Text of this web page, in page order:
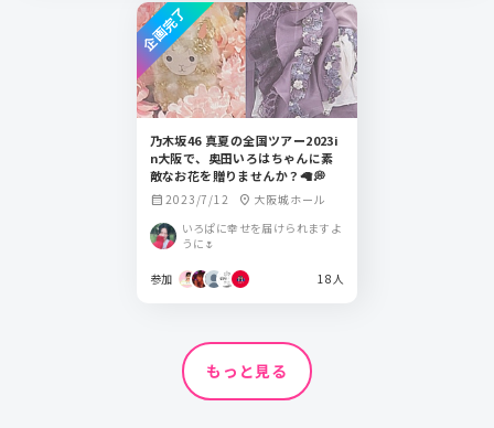
乃木坂46 真夏の全国ツアー2023i
n大阪で、奥田いろはちゃんに素
敵なお花を贈りませんか？🦙💭
calendar_month 2023/7/12 location_on 大阪城ホール
いろぱに幸せを届けられますよ
うに🌷
参加 18人
企画完了
もっと見る